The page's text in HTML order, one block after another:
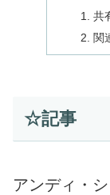
共
関
☆記事
アンディ・